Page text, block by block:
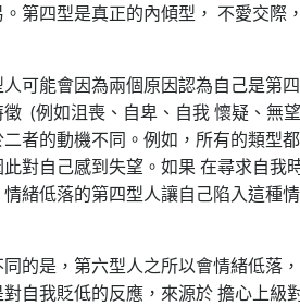
第四型是真正的內傾型， 不愛交際
人可能會因為兩個原因認為自己是第
徵 (例如沮喪、自卑、自我 懷疑、無
二者的動機不同。例如，所有的類型
對自己感到失望。如果 在尋求自我
緒低落的第四型人讓自己陷入這種
同的是，第六型人之所以會情緒低落
自我貶低的反應，來源於 擔心上級